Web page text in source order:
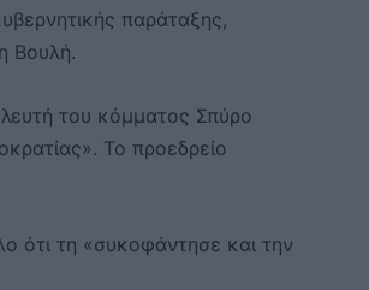
παράταξης,
Βουλή.
του κόμματος Σπύρο
Το προεδρείο
τη «συκοφάντησε και την